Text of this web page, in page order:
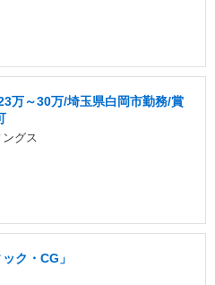
万～30万/埼玉県白岡市勤務/賞
グス
ク・CG」